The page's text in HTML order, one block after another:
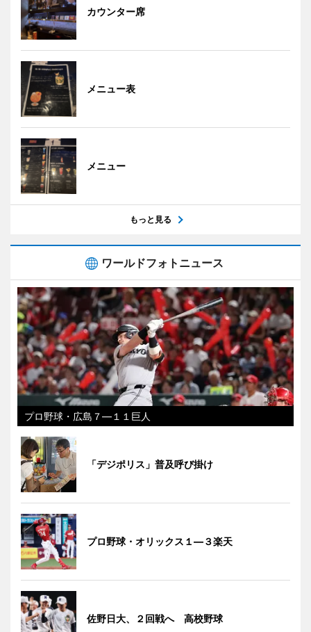
カウンター席
メニュー表
メニュー
もっと見る
ワールドフォトニュース
プロ野球・広島７―１１巨人
「デジポリス」普及呼び掛け
プロ野球・オリックス１―３楽天
佐野日大、２回戦へ 高校野球